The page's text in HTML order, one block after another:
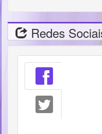
Redes